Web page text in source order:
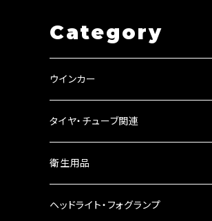
Category
ウインカー
ウインカーリレー
ウインカーレンズ
LEDウインカー
タイヤ・チューブ関連
衛生用品
ヘッドライト・フォグランプ